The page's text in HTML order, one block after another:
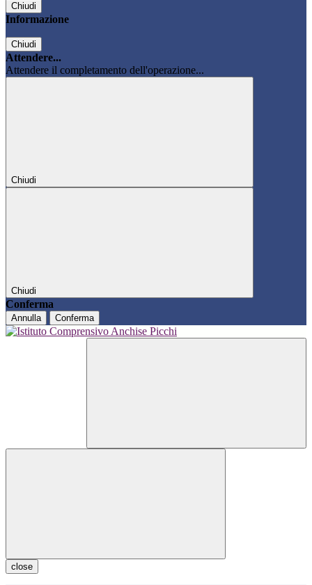
Chiudi
Informazione
Chiudi
Attendere...
Attendere il completamento dell'operazione...
Chiudi
Chiudi
Conferma
Annulla Conferma
close